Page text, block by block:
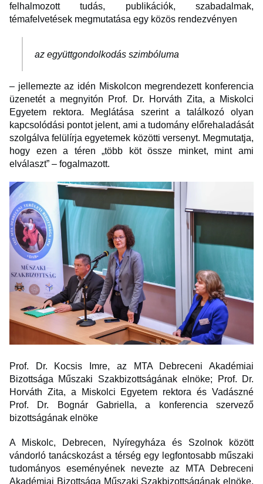
felhalmozott tudás, publikációk, szabadalmak,
témafelvetések megmutatása egy közös rendezvényen
az együttgondolkodás szimbóluma
– jellemezte az idén Miskolcon megrendezett konferencia
üzenetét a megnyitón Prof. Dr. Horváth Zita, a Miskolci
Egyetem rektora. Meglátása szerint a találkozó olyan
kapcsolódási pontot jelent, ami a tudomány előrehaladását
szolgálva felülírja egyetemek közötti versenyt. Megmutatja,
hogy ezen a téren „több köt össze minket, mint ami
elválaszt” – fogalmazott.
Prof. Dr. Kocsis Imre, az MTA Debreceni Akadémiai
Bizottsága Műszaki Szakbizottságának elnöke; Prof. Dr.
Horváth Zita, a Miskolci Egyetem rektora és Vadászné
Prof. Dr. Bognár Gabriella, a konferencia szervező
bizottságának elnöke
A Miskolc, Debrecen, Nyíregyháza és Szolnok között
vándorló tanácskozást a térség egy legfontosabb műszaki
tudományos eseményének nevezte az MTA Debreceni
Akadémiai Bizottsága Műszaki Szakbizottságának elnöke,